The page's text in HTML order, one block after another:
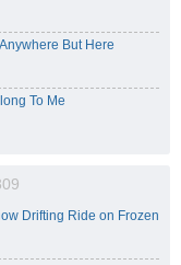
But Here
To Me
Drifting Ride on Frozen